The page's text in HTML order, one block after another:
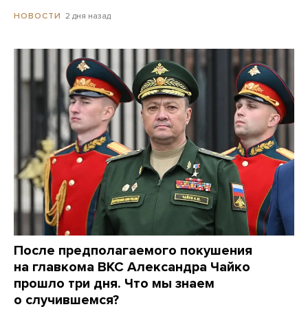
НОВОСТИ 2 дня назад
После предполагаемого покушения
на главкома ВКС Александра Чайко
прошло три дня. Что мы знаем
о случившемся?